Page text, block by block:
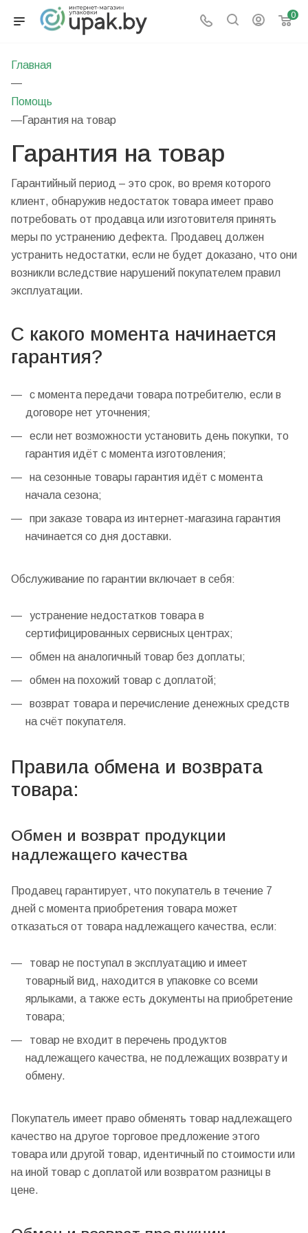
0
Главная
—
Помощь
—Гарантия на товар
Гарантия на товар
Гарантийный период – это срок, во время которого
клиент, обнаружив недостаток товара имеет право
потребовать от продавца или изготовителя принять
меры по устранению дефекта. Продавец должен
устранить недостатки, если не будет доказано, что они
возникли вследствие нарушений покупателем правил
эксплуатации.
С какого момента начинается
гарантия?
с момента передачи товара потребителю, если в
договоре нет уточнения;
если нет возможности установить день покупки, то
гарантия идёт с момента изготовления;
на сезонные товары гарантия идёт с момента
начала сезона;
при заказе товара из интернет-магазина гарантия
начинается со дня доставки.
Обслуживание по гарантии включает в себя:
устранение недостатков товара в
сертифицированных сервисных центрах;
обмен на аналогичный товар без доплаты;
обмен на похожий товар с доплатой;
возврат товара и перечисление денежных средств
на счёт покупателя.
Правила обмена и возврата
товара:
Обмен и возврат продукции
надлежащего качества
Продавец гарантирует, что покупатель в течение 7
дней с момента приобретения товара может
отказаться от товара надлежащего качества, если:
товар не поступал в эксплуатацию и имеет
товарный вид, находится в упаковке со всеми
ярлыками, а также есть документы на приобретение
товара;
товар не входит в перечень продуктов
надлежащего качества, не подлежащих возврату и
обмену.
Покупатель имеет право обменять товар надлежащего
качество на другое торговое предложение этого
товара или другой товар, идентичный по стоимости или
на иной товар с доплатой или возвратом разницы в
цене.